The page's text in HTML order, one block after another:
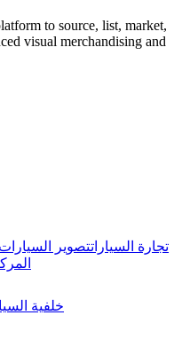
to source, list, market,
visual merchandising and
تجارة السياراتتصوير السيارات
خلفية